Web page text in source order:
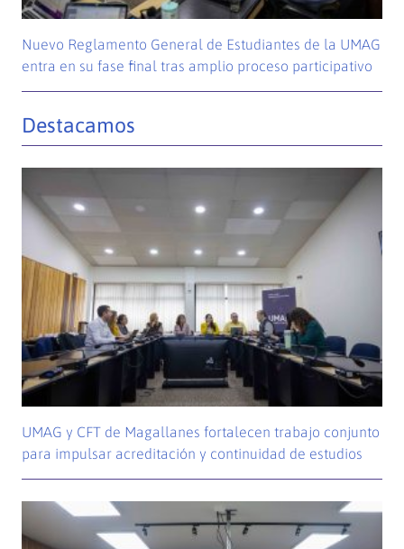
Nuevo Reglamento General de Estudiantes de la UMAG
entra en su fase final tras amplio proceso participativo
Destacamos
UMAG y CFT de Magallanes fortalecen trabajo conjunto
para impulsar acreditación y continuidad de estudios